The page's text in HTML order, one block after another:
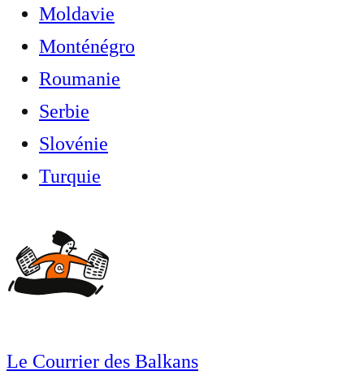
Moldavie
Monténégro
Roumanie
Serbie
Slovénie
Turquie
Le Courrier des Balkans